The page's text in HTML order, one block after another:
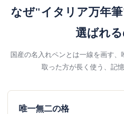
なぜ"イタリア万年
選ばれ
国産の名入れペンとは一線を画す
取った方が長く使う、記
唯一無二の格